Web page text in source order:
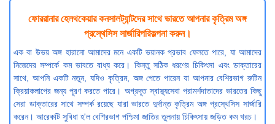
ফোররানার হেলথকেয়ার কনসালট্যান্টদের সাথে ভারতে আপনার কৃত্রিম অঙ্গ
প্রস্থেসিস সার্জারিপরিকল্পনা করুন।
এক বা উভয় অঙ্গ হারানো আমাদের মনে একটি ভয়ানক প্রভাব ফেলতে পারে, যা আমাদের
নিজেদের সম্পর্কে কম ভাবতে বাধ্য করে। কিন্তু সঠিক ধরণের চিকিৎসা এবং ডাক্তারের
সাথে, আপনি একটি নতুন, যদিও কৃত্রিম, অঙ্গ পেতে পারেন যা আপনার বেশিরভাগ রুটিন
ক্রিয়াকলাপের জন্য পূরণ করতে পারে। অগ্রদূত স্বাস্থ্যসেবা পরামর্শদাতাদের ভারতের কিছু
সেরা ডাক্তারের সাথে সম্পর্ক রয়েছে যারা ভারতে দুর্দান্ত কৃত্রিম অঙ্গ প্রস্থেসিস সার্জারি
করেন। আরেকটি সুবিধা হ'ল বেশিরভাগ পশ্চিমা জাতির তুলনায় চিকিৎসায় জড়িত কম খরচ।